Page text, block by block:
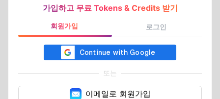
회사 정보
회사명:GenApe Inc. (YUANSHENG Inc.)
사업자 등록번호: 83255252
GenApe 위치
가입하고 무료 Tokens & Credits 받기
회원가입 로그인
또는
이메일로 회원가입
가입하고 무료 Tokens & Credits 받기
회원가입 로그인
또는
이메일로 회원가입